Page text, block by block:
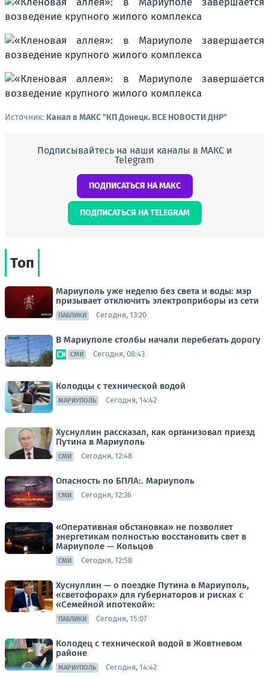
Источник: Канал в МАКС "КП Донeцк. ВСЕ НОВОСТИ ДНР"
Подписывайтесь на наши каналы в МАКС и
Telegram
ПОДПИСАТЬСЯ НА МАКС
ПОДПИСАТЬСЯ НА TELEGRAM
Топ
Мариуполь уже неделю без света и воды: мэр
призывает отключить электроприборы из сети
ПАБЛИКИ Сегодня, 13:20
В Мариуполе столбы начали перебегать дорогу
СМИ Сегодня, 08:43
Колодцы с технической водой
МАРИУПОЛЬ Сегодня, 14:42
Хуснуллин рассказал, как организовал приезд
Путина в Мариуполь
СМИ Сегодня, 12:48
Опасность по БПЛА:. Мариуполь
СМИ Сегодня, 12:36
«Оперативная обстановка» не позволяет
энергетикам полностью восстановить свет в
Мариуполе — Кольцов
СМИ Сегодня, 12:58
Хуснуллин — о поездке Путина в Мариуполь,
«светофорах» для губернаторов и рисках с
«Семейной ипотекой»:
ПАБЛИКИ Сегодня, 15:07
Колодец с технической водой в Жовтневом
районе
МАРИУПОЛЬ Сегодня, 14:42